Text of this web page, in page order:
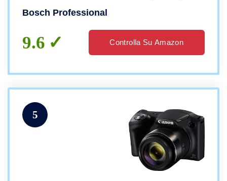
Blu Navy
Bosch Professional
9.6 Controlla Su Amazon
5